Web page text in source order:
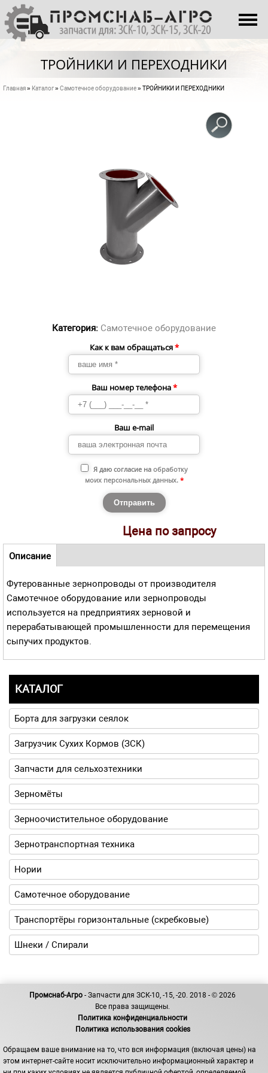
Перейти к основному содержанию
О НАС
КАТАЛОГ
ПРОИЗВОДСТВО
КОНТАКТЫ
ТРОЙНИКИ И ПЕРЕХОДНИКИ
Вы здесь
Главная» Каталог» Самотечное оборудование» ТРОЙНИКИ И ПЕРЕХОДНИКИ
Категория: Самотечное оборудование
Как к вам обращаться*
Ваш номер телефона*
Ваш e-mail
Я даю согласие на обработку
моих персональных данных. *
Цена по запросу
Навигационное меню
Описание
вкладка)
Футерованные зернопроводы от производителя
Самотечное оборудование или зернопроводы
используется на предприятиях зерновой и
перерабатывающей промышленности для перемещения
сыпучих продуктов.
КАТАЛОГ
Борта для загрузки сеялок
Загрузчик Сухих Кормов (ЗСК)
Запчасти для сельхозтехники
Зерномёты
Зерноочистительное оборудование
Зернотранспортная техника
Нории
Самотечное оборудование
Транспортёры горизонтальные (скребковые)
Шнеки / Спирали
Промснаб-Агро - Запчасти для ЗСК-10, -15, -20. 2018 - © 2026
Все права защищены.
Политика конфиденциальности
Политика использования cookies
Обращаем ваше внимание на то, что вся информация (включая цены) на
этом интернет-сайте носит исключительно информационный характер и